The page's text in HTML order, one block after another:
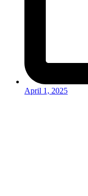
April 1, 2025